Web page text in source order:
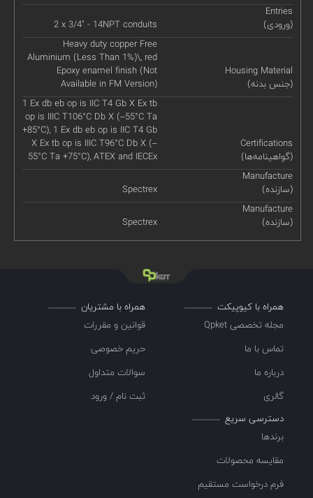
Entries
(ورودی)
2 x 3/4" - 14NPT conduits
Housing Material
(جنس بدنه)
Heavy duty copper Free
Aluminium (Less Than 1%)\, red
Epoxy enamel finish (Not
Available in FM Version)
Certifications
(گواهینامه‌ها)
1 Ex db eb op is IIC T4 Gb X Ex tb
op is IIIC T106°C Db X (–55°C Ta
+85°C), 1 Ex db eb op is IIC T4 Gb
X Ex tb op is IIIC T96°C Db X (–
55°C Ta +75°C), ATEX and IECEx
Manufacture
(سازنده)
Spectrex
Manufacture
(سازنده)
Spectrex
همراه با کیوپیکت
مجله تخصصی Qpket
تماس با ما
درباره ما
گالری
همراه با مشتریان
قوانین و مقررات
حریم خصوصی
سوالات متداول
ثبت نام / ورود
دسترسی سریع
برندها
مقایسه محصولات
فرم درخواست مستقیم